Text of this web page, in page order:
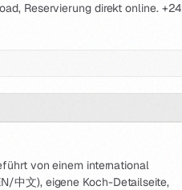
Reservierung direkt online. +24
von einem international
中文), eigene Koch-Detailseite,